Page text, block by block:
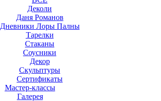
Деколи
Даня Романов
Дневники Лоры Палны
Тарелки
Стаканы
Соусники
Декор
Скульптуры
Сертификаты
Мастер-классы
Галерея